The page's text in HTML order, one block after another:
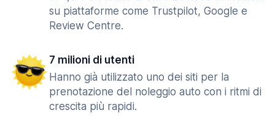
su piattaforme come Trustpilot, Google e
Review Centre.
7 milioni di utenti
Hanno già utilizzato uno dei siti per la
prenotazione del noleggio auto con i ritmi di
crescita più rapidi.